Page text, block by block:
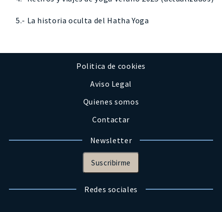
5.- La historia oculta del Hatha Yoga
Politica de cookies
Aviso Legal
Quienes somos
Contactar
Newsletter
Suscribirme
Redes sociales